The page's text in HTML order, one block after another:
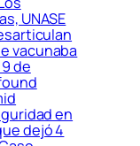
UNASE
vacunaba
de
en
dejó 4